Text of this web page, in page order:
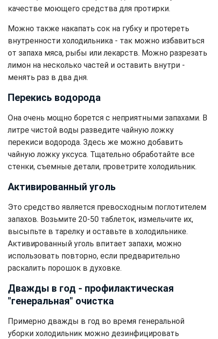
качестве моющего средства для протирки.
Можно также накапать сок на губку и протереть
внутренности холодильника - так можно избавиться
от запаха мяса, рыбы или лекарств. Можно разрезать
лимон на несколько частей и оставить внутри -
менять раз в два дня.
Перекись водорода
Она очень мощно борется с неприятными запахами. В
литре чистой воды разведите чайную ложку
перекиси водорода. Здесь же можно добавить
чайную ложку уксуса. Тщательно обработайте все
стенки, съемные детали, проветрите холодильник.
Активированный уголь
Это средство является превосходным поглотителем
запахов. Возьмите 20-50 таблеток, измельчите их,
высыпьте в тарелку и оставьте в холодильнике.
Активированный уголь впитает запахи, можно
использовать повторно, если предварительно
раскалить порошок в духовке.
Дважды в год - профилактическая
"генеральная" очистка
Примерно дважды в год во время генеральной
уборки холодильник можно дезинфицировать